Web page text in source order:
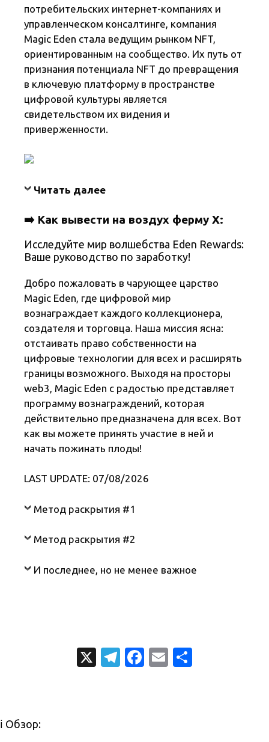
потребительских интернет-компаниях и
управленческом консалтинге, компания
Magic Eden стала ведущим рынком NFT,
ориентированным на сообщество. Их путь от
признания потенциала NFT до превращения
в ключевую платформу в пространстве
цифровой культуры является
свидетельством их видения и
приверженности.
Читать далее
➡️ Как вывести на воздух ферму X:
Исследуйте мир волшебства Eden Rewards:
Ваше руководство по заработку!
Добро пожаловать в чарующее царство
Magic Eden, где цифровой мир
вознаграждает каждого коллекционера,
создателя и торговца. Наша миссия ясна:
отстаивать право собственности на
цифровые технологии для всех и расширять
границы возможного. Выходя на просторы
web3, Magic Eden с радостью представляет
программу вознаграждений, которая
действительно предназначена для всех. Вот
как вы можете принять участие в ней и
начать пожинать плоды!
LAST UPDATE: 07/08/2026
Метод раскрытия #1
Метод раскрытия #2
И последнее, но не менее важное
X
T
Fa
E
ℹ️ Обзор: